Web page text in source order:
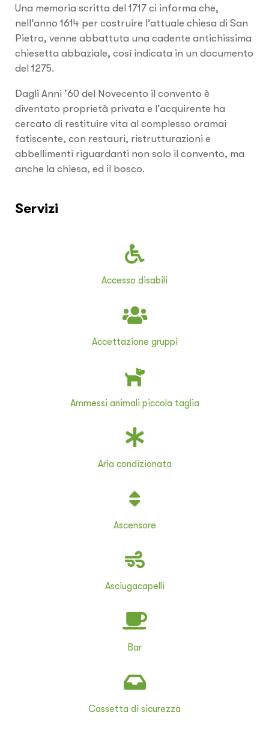
Una memoria scritta del 1717 ci informa che,
nell’anno 1614 per costruire l’attuale chiesa di San
Pietro, venne abbattuta una cadente antichissima
chiesetta abbaziale, così indicata in un documento
del 1275.
Dagli Anni ’60 del Novecento il convento è
diventato proprietà privata e l’acquirente ha
cercato di restituire vita al complesso oramai
fatiscente, con restauri, ristrutturazioni e
abbellimenti riguardanti non solo il convento, ma
anche la chiesa, ed il bosco.
Servizi
Accesso disabili
Accettazione gruppi
Ammessi animali piccola taglia
Aria condizionata
Ascensore
Asciugacapelli
Bar
Cassetta di sicurezza